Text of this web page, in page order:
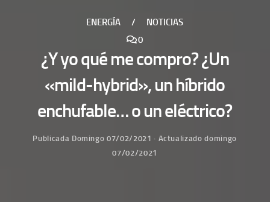
ENERGÍA /
NOTICIAS
0
¿Y yo qué me compro? ¿Un
«mild-hybrid», un híbrido
enchufable… o un eléctrico?
Publicada Domingo 07/02/2021 · Actualizadodomingo
07/02/2021